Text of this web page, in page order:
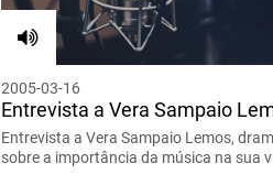
2005-03-16
Entrevista a Vera Sampaio
Entrevista a Vera Sampaio Lemos,
sobre a importância da música na sua